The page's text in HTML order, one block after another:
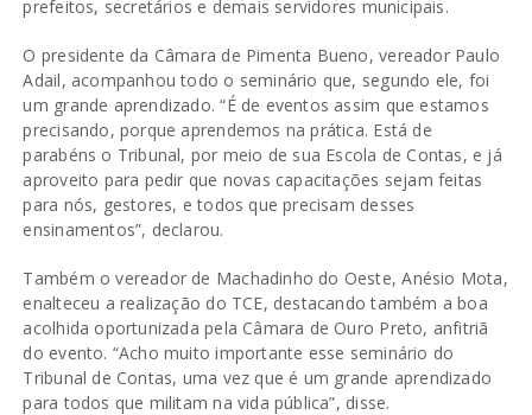
prefeitos, secretários e demais servidores municipais.
O presidente da Câmara de Pimenta Bueno, vereador Paulo
Adail, acompanhou todo o seminário que, segundo ele, foi
um grande aprendizado. “É de eventos assim que estamos
precisando, porque aprendemos na prática. Está de
parabéns o Tribunal, por meio de sua Escola de Contas, e já
aproveito para pedir que novas capacitações sejam feitas
para nós, gestores, e todos que precisam desses
ensinamentos”, declarou.
Também o vereador de Machadinho do Oeste, Anésio Mota,
enalteceu a realização do TCE, destacando também a boa
acolhida oportunizada pela Câmara de Ouro Preto, anfitriã
do evento. “Acho muito importante esse seminário do
Tribunal de Contas, uma vez que é um grande aprendizado
para todos que militam na vida pública”, disse.